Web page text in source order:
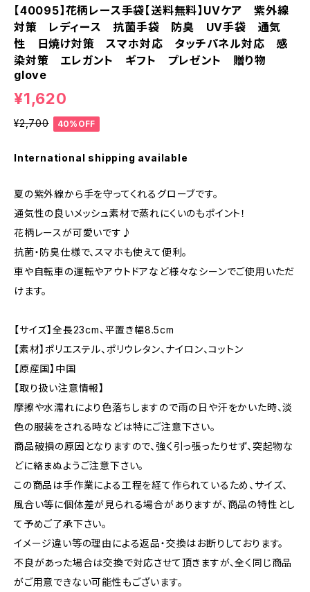
【40095】花柄レース手袋【送料無料】UVケア 紫外線
対策 レディース 抗菌手袋 防臭 UV手袋 通気
性 日焼け対策 スマホ対応 タッチパネル対応 感
染対策 エレガント ギフト プレゼント 贈り物
glove
¥1,620
¥2,700 40%OFF
International shipping available
夏の紫外線から手を守ってくれるグローブです。
通気性の良いメッシュ素材で蒸れにくいのもポイント！
花柄レースが可愛いです♪
抗菌・防臭仕様で、スマホも使えて便利。
車や自転車の運転やアウトドアなど様々なシーンでご使用いただ
けます。
【サイズ】全長23cm、平置き幅8.5cm
【素材】ポリエステル、ポリウレタン、ナイロン、コットン
【原産国】中国
【取り扱い注意情報】
摩擦や水濡れにより色落ちしますので雨の日や汗をかいた時、淡
色の服装をされる時などは特にご注意下さい。
商品破損の原因となりますので、強く引っ張ったりせず、突起物な
どに絡まぬようご注意下さい。
この商品は手作業による工程を経て作られているため、サイズ、
風合い等に個体差が見られる場合がありますが、商品の特性とし
て予めご了承下さい。
イメージ違い等の理由による返品・交換はお断りしております。
不良があった場合は交換で対応させて頂きますが、全く同じ商品
がご用意できない可能性もございます。